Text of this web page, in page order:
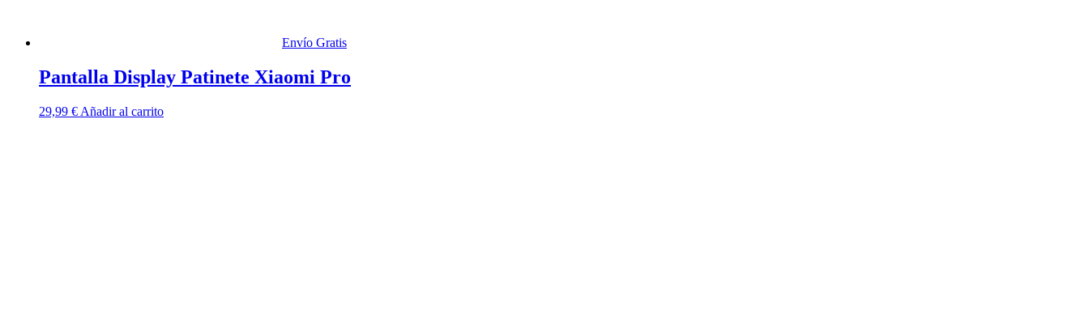
Envío Gratis
Pantalla Display Patinete Xiaomi Pro
29,99 € Añadir al carrito